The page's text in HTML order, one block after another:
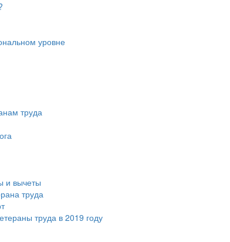
уровне
труда
и вычеты
труда
труда в 2019 году